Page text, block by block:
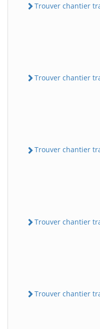
Trouver chantier
Trouver chantier
Trouver chantier
Trouver chantier
Trouver chantier